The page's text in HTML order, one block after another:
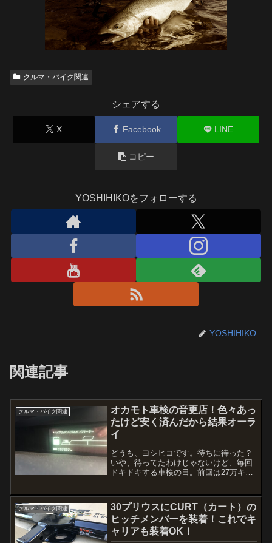
クルマ・バイク関連
シェアする
X Facebook LINE
コピー
YOSHIHIKOをフォローする
YOSHIHIKO
関連記事
クルマ・バイク関連
オカモト車検の音更店！色々あっ
たけど安く済んだから結果オーラ
イ
どうも、ヨシヒコです。待ちに待った？
いや、待ってたわけじゃないけど、毎回
ドキドキする車検の日。前回は27万キロ
くちゃ安い。今回は33万キロを超えて、
そろそろ大きな...
クルマ・バイク関連
30プリウスにCURT（カート）の
ヒッチメンバーを装着！これでキ
ャリアも装着OK！